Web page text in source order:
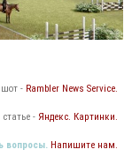
- Rambler News Service.
- Яндекс. Картинки.
вопросы. Напишите нам.